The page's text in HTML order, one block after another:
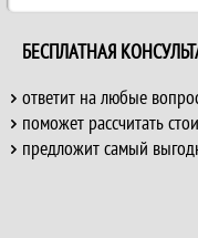
БЕСПЛАТНАЯ
ответит на любые
поможет рассчитать
предложит самый